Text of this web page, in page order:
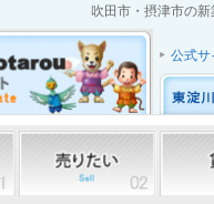
吹田市・摂津市の
公式サ